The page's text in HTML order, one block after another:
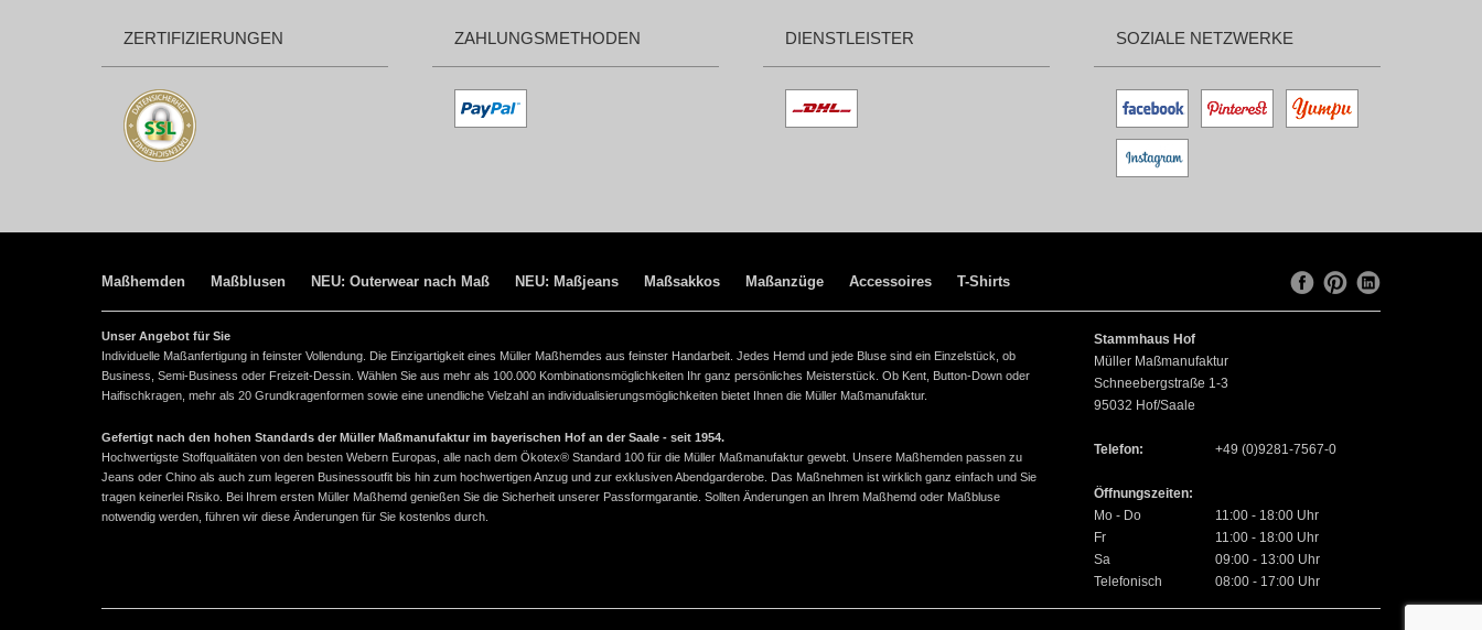
ZERTIFIZIERUNGEN ZAHLUNGSMETHODEN DIENSTLEISTER SOZIALE NETZWERKE
Maßhemden Maßblusen NEU: Outerwear nach Maß NEU: Maßjeans Maßsakkos Maßanzüge Accessoires T-Shirts
Unser Angebot für Sie
Individuelle Maßanfertigung in feinster Vollendung. Die Einzigartigkeit eines Müller Maßhemdes aus feinster Handarbeit. Jedes Hemd und jede Bluse sind ein Einzelstück, ob
Business, Semi-Business oder Freizeit-Dessin. Wählen Sie aus mehr als 100.000 Kombinationsmöglichkeiten Ihr ganz persönliches Meisterstück. Ob Kent, Button-Down oder
Haifischkragen, mehr als 20 Grundkragenformen sowie eine unendliche Vielzahl an individualisierungsmöglichkeiten bietet Ihnen die Müller Maßmanufaktur.
Gefertigt nach den hohen Standards der Müller Maßmanufaktur im bayerischen Hof an der Saale - seit 1954.
Hochwertigste Stoffqualitäten von den besten Webern Europas, alle nach dem Ökotex® Standard 100 für die Müller Maßmanufaktur gewebt. Unsere Maßhemden passen zu
Jeans oder Chino als auch zum legeren Businessoutfit bis hin zum hochwertigen Anzug und zur exklusiven Abendgarderobe. Das Maßnehmen ist wirklich ganz einfach und Sie
tragen keinerlei Risiko. Bei Ihrem ersten Müller Maßhemd genießen Sie die Sicherheit unserer Passformgarantie. Sollten Änderungen an Ihrem Maßhemd oder Maßbluse
notwendig werden, führen wir diese Änderungen für Sie kostenlos durch.
Stammhaus Hof
Müller Maßmanufaktur
Schneebergstraße 1-3
95032 Hof/Saale
Telefon: +49 (0)9281-7567-0
Öffnungszeiten:
Mo - Do
11:00 - 18:00 Uhr
Fr
11:00 - 18:00 Uhr
Sa
09:00 - 13:00 Uhr
Telefonisch
08:00 - 17:00 Uhr